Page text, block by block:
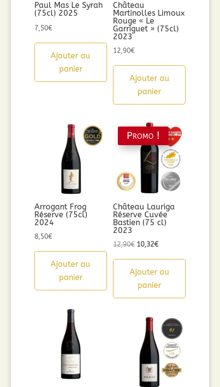
Paul Mas Le Syrah
(75cl) 2025
7,50€
Ajouter au
panier
Château
Martinolles Limoux
Rouge « Le
Garriguet » (75cl)
2023
12,90€
Ajouter au
panier
Arrogant Frog
Réserve (75cl)
2024
8,50€
Ajouter au
panier
Promo !
Château Lauriga
Réserve Cuvée
Bastien (75 cl)
2023
12,90€ Le
initial
était :
10,32€Le
actuel
est :
Ajouter au
panier